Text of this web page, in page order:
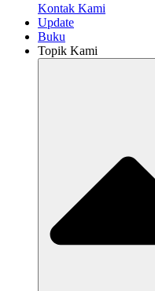
Kontak Kami
Update
Buku
Topik Kami